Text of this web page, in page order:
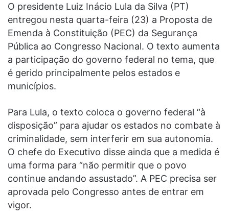
O presidente Luiz Inácio Lula da Silva (PT)
entregou nesta quarta-feira (23) a Proposta de
Emenda à Constituição (PEC) da Segurança
Pública ao Congresso Nacional. O texto aumenta
a participação do governo federal no tema, que
é gerido principalmente pelos estados e
municípios.
Para Lula, o texto coloca o governo federal “à
disposição” para ajudar os estados no combate à
criminalidade, sem interferir em sua autonomia.
O chefe do Executivo disse ainda que a medida é
uma forma para “não permitir que o povo
continue andando assustado”. A PEC precisa ser
aprovada pelo Congresso antes de entrar em
vigor.